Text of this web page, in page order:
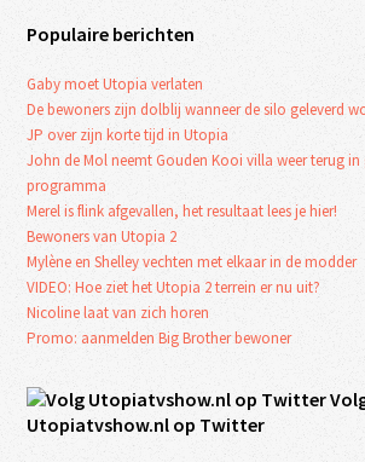
Populaire berichten
Gaby moet Utopia verlaten
De bewoners zijn dolblij wanneer de silo geleverd
JP over zijn korte tijd in Utopia
John de Mol neemt Gouden Kooi villa weer terug
programma
Merel is flink afgevallen, het resultaat lees je hier!
Bewoners van Utopia 2
Mylène en Shelley vechten met elkaar in de modder
VIDEO: Hoe ziet het Utopia 2 terrein er nu uit?
Nicoline laat van zich horen
Promo: aanmelden Big Brother bewoner
Utopiatvshow.nl op Twitter